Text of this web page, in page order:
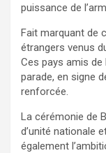
puissance de
Fait marquant de
étrangers venus
Ces pays amis de
parade, en signe
renforcée.
La cérémonie de
d’unité nationale
également